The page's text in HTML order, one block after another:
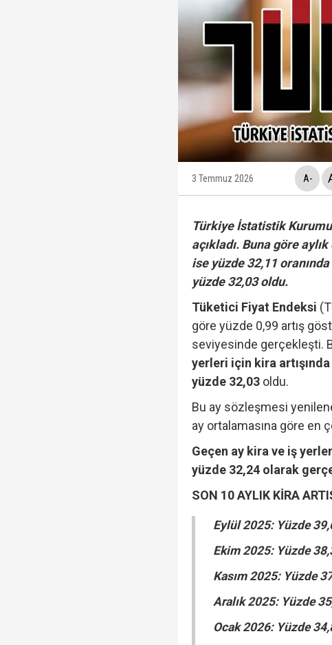
Ünlüler soruşturmasında
Yükseliş üst üste 3.
12 maddelik "çerçeve
İzmit Belediyesi'nde
3 Temmuz 2026 A-
Türkiye İstatistik
açıkladı. Buna göre
ise yüzde 32,11
yüzde 32,03 oldu.
Tüketici Fiyat Endeksi
göre yüzde 0,99 artış
seviyesinde gerçekleşti.
yerleri için kira artışında
yüzde 32,03 oldu.
Bu ay sözleşmesi
ay ortalamasına göre en
Geçen ay kira ve iş
yüzde 32,24 olarak
SON 10 AYLIK KİRA
Eylül 2025: Yüzde
Ekim 2025: Yüzde
Kasım 2025: Yüzde
Aralık 2025: Yüzde
Ocak 2026: Yüzde